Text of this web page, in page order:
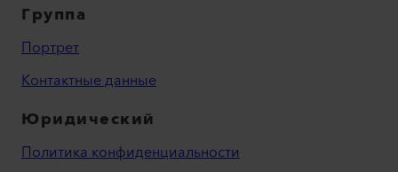
Группа
Портрет
Контактные данные
Юридический
Политика конфиденциальности